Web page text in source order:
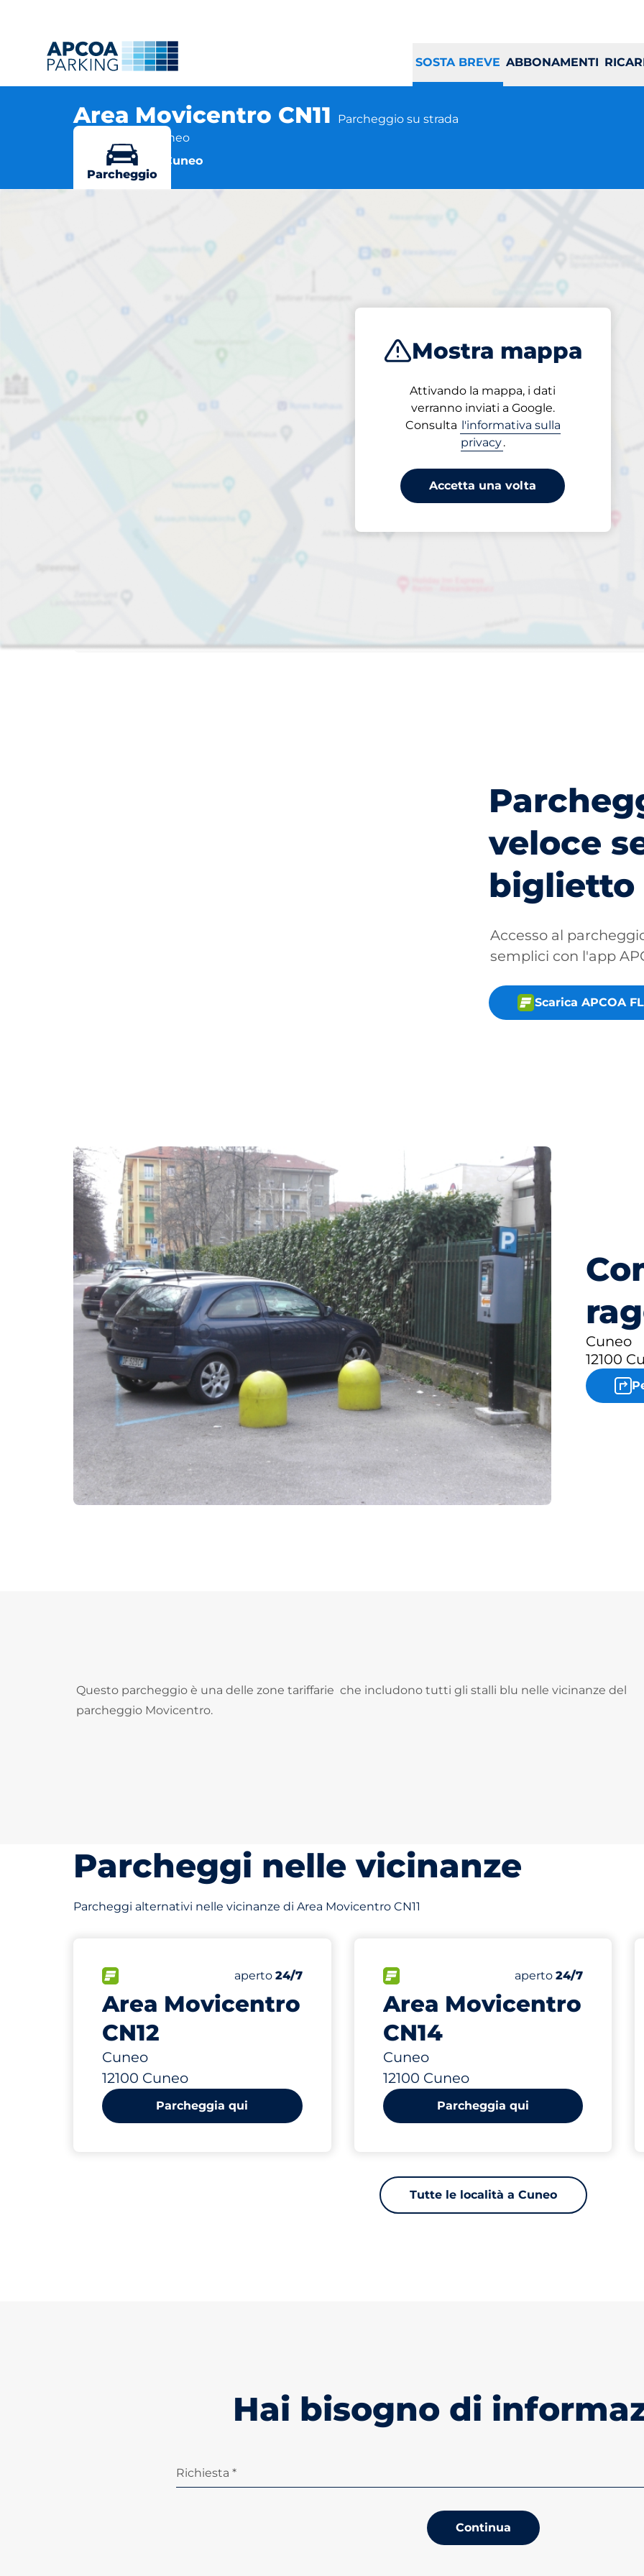
SOSTA BREVE ABBONAMENTI
Area Movicentro CN11
Parcheggio su strada
Cuneo, 12100 Cuneo
Altre sedi a Cuneo
Mostra mappa
Attivando la mappa, i dati
verranno inviati a Google.
Consulta l'informativa sulla
privacy.
Accetta una volta
Parcheggio
Area Movicentro CN11
Aperto ora
da 1,45 €
Prezzi e metodi di pagamento
veloce
biglietto
Accesso al
semplici con l'app
Scarica APCOA
Cuneo
12100
Questo parcheggio è una delle zone tariffarie che includono tutti gli stalli blu nelle vicinanze del
parcheggio Movicentro.
Parcheggi nelle vicinanze
Parcheggi alternativi nelle vicinanze di Area Movicentro CN11
Area Movicentro
CN12
Cuneo
12100 Cuneo
Numero di posti auto:
Posti totali
Sabato
aperto 24/7
0 m
Parcheggia qui
Area Movicentro
CN14
Cuneo
12100 Cuneo
Numero di posti auto:
Posti totali
Sabato
aperto24/7
0 m
Parcheggia qui
Tutte le località a Cuneo
Hai bisogno di
Richiesta *
Continua